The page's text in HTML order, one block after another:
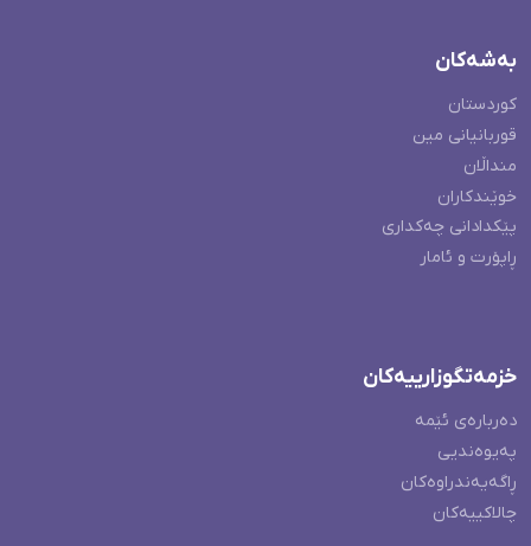
بەشەکان
کوردستان
قوربانیانی مین
منداڵان
خوێندکاران
پێکدادانی چەکداری
ڕاپۆرت و ئامار
خزمەتگوزارییەکان
دەربارەی ئێمە
پەیوەندیی
ڕاگەیەندراوەکان
چالاکییەکان